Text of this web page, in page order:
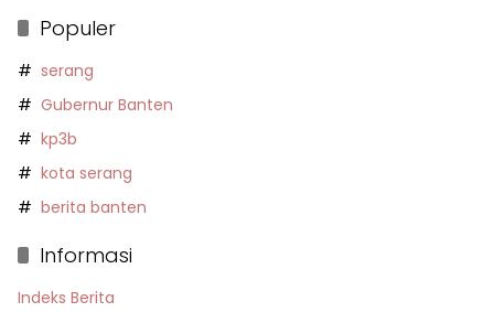
Populer
serang
Gubernur Banten
kp3b
kota serang
berita banten
Informasi
Indeks Berita